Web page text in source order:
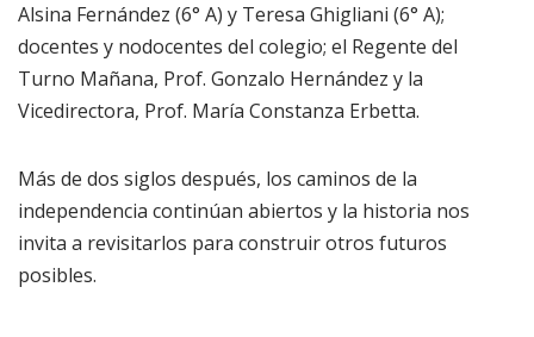
Alsina Fernández (6° A) y Teresa Ghigliani (6° A);
docentes y nodocentes del colegio; el Regente del
Turno Mañana, Prof. Gonzalo Hernández y la
Vicedirectora, Prof. María Constanza Erbetta.
Más de dos siglos después, los caminos de la
independencia continúan abiertos y la historia nos
invita a revisitarlos para construir otros futuros
posibles.